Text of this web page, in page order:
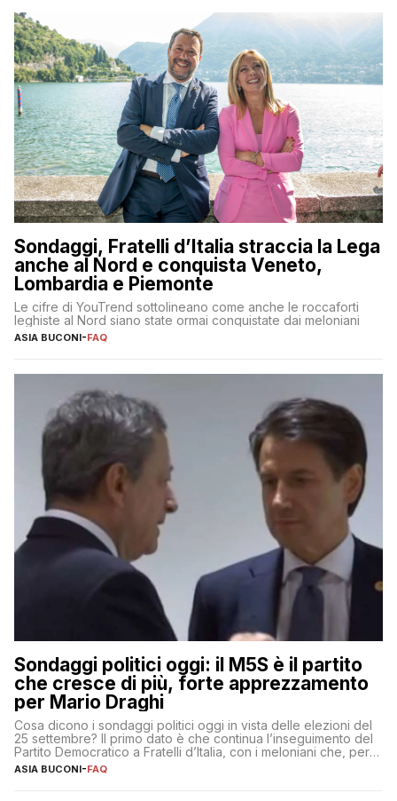
Sondaggi, Fratelli d’Italia straccia la Lega
anche al Nord e conquista Veneto,
Lombardia e Piemonte
Le cifre di YouTrend sottolineano come anche le roccaforti
leghiste al Nord siano state ormai conquistate dai meloniani
ASIA BUCONI-FAQ
Sondaggi politici oggi: il M5S è il partito
che cresce di più, forte apprezzamento
per Mario Draghi
Cosa dicono i sondaggi politici oggi in vista delle elezioni del
25 settembre? Il primo dato è che continua l’inseguimento del
Partito Democratico a Fratelli d’Italia, con i meloniani che, però,
sembrano accumulare sempre più distacco affermandosi come
ASIA BUCONI-FAQ